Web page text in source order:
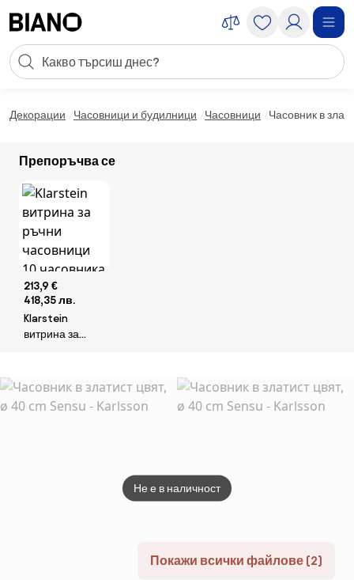
Търсене
Декорации Часовници и будилници Часовници Часовник в
Препоръчва се
213,9 €
418,35 лв.
Klarstein
витрина за
часовника
Покажи всички файлове (2)
Не е в наличност